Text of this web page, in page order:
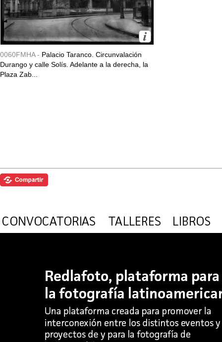
0060FMHA - Palacio Taranco. Circunvalación
Durango y calle Solís. Adelante a la derecha, la
Plaza Zab...